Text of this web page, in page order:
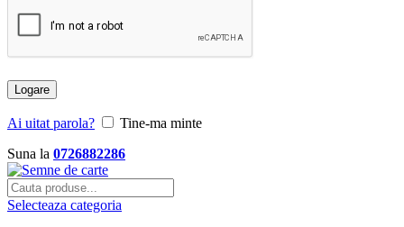
Logare
Ai uitat parola?
Tine-ma minte
Suna la 0726882286
Selecteaza categoria